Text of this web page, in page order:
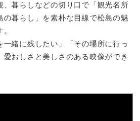
暮らしなどの切り口で「観光名所
の暮らし」を素朴な目線で松島の魅
一緒に残したい」「その場所に行っ
おしさと美しさのある映像ができ